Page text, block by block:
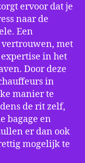
ervoor dat je
naar de
Een
met
in het
Door deze
in
manier te
de rit zelf,
bagage en
er dan ook
mogelijk te